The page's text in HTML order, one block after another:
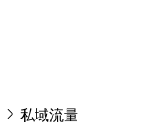
私域流量